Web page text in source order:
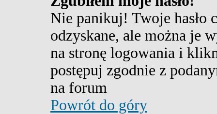
Nie panikuj! Twoje hasło
odzyskane, ale można je
na stronę logowania i
postępuj zgodnie z
na forum
Powrót do góry